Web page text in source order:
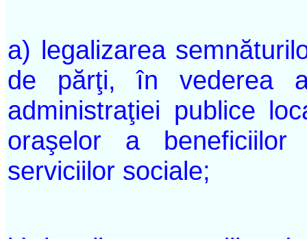
a) legalizarea
de părţi, în vederea
administraţiei publice
oraşelor a
serviciilor sociale;